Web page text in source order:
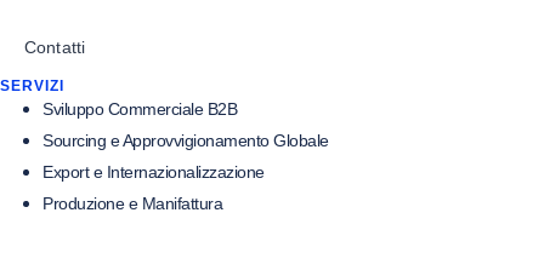
Contatti
SERVIZI
Sviluppo Commerciale B2B
Sourcing e Approvvigionamento Globale
Export e Internazionalizzazione
Produzione e Manifattura